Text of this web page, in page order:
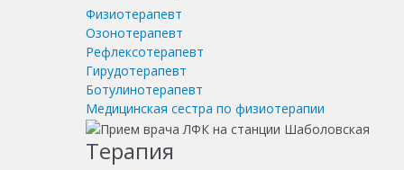
Физиотерапевт
Озонотерапевт
Рефлексотерапевт
Гирудотерапевт
Ботулинотерапевт
Медицинская сестра по физиотерапии
Терапия